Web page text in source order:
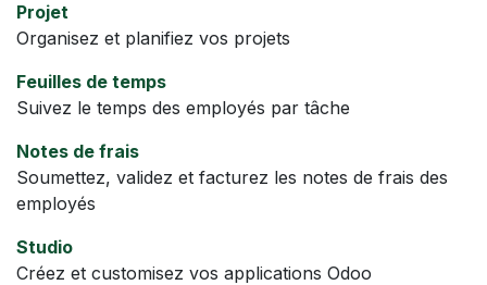
Projet
Organisez et planifiez vos projets
Feuilles de temps
Suivez le temps des employés par tâche
Notes de frais
Soumettez, validez et facturez les notes de frais des
employés
Studio
Créez et customisez vos applications Odoo